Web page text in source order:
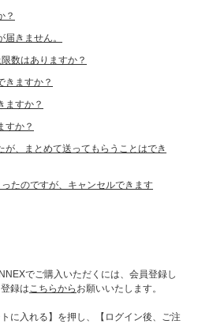
？
きません。
数はありますか？
きますか？
ますか？
すか？
が、まとめて送ってもらうことはでき
たのですが、キャンセルできます
でご購入いただくには、会員登録し
録はこちらから お願いいたします。
に入れる】を押し、【ログイン後、ご注